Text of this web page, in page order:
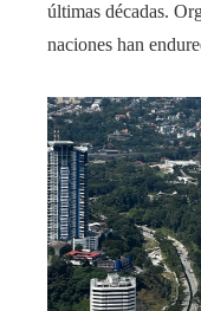
últimas décadas.
naciones han